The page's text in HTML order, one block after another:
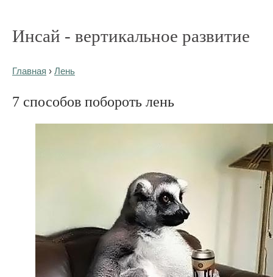
Инсай - вертикальное развитие
Главная › Лень
7 способов побороть лень